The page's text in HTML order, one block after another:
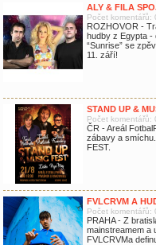
ALY & FILA
Počet komentářů:
ROZHOVOR -
hudby z Egypta -
“Sunrise” se
11. září!
STAND UP &
Počet komentářů:
ČR - Areál
zábavy a
FEST.
FVLCRVM A
Počet komentářů:
PRAHA - Z
mainstreamem a
FVLCRVMa